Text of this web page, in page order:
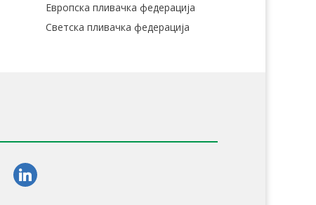
Европска пливачка федерација
Светска пливачка федерација
linkedin